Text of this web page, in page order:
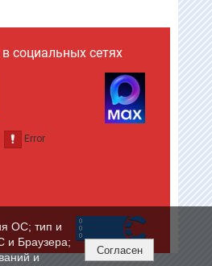
социальных сетях
ОС; тип и
и Браузера;
и
Согласен